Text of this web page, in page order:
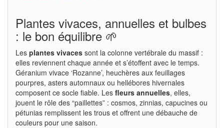
Plantes vivaces, annuelles et bulbes
: le bon équilibre 🌱
Les plantes vivaces sont la colonne vertébrale du massif :
elles reviennent chaque année et s’étoffent avec le temps.
Géranium vivace ‘Rozanne’, heuchères aux feuillages
pourpres, asters automnaux ou hellébores hivernales
composent ce socle fiable. Les fleurs annuelles, elles,
jouent le rôle des “paillettes” : cosmos, zinnias, capucines ou
pétunias remplissent les trous et offrent une débauche de
couleurs pour une saison.